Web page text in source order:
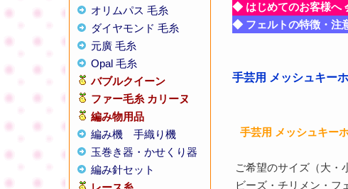
オリムパス 毛糸
ダイヤモンド 毛糸
元廣 毛糸
Opal 毛糸
バブルクイーン
ファー毛糸 カリーヌ
編み物用品
編み機
手織り機
玉巻き器・かせくり器
編み針セット
◆ はじめてのお客様へ
◆ フェルトの特徴・注
手芸用 メッシュキー
手芸用 メッシュキー
ご希望のサイズ（大・
ビーズ・チリメン・フ